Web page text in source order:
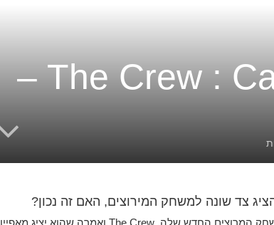
סיקור ההרחבה The Crew : Calling All Units –
חברת Ubisoft הכריזה לפני כשנה וחצי על משחק המרוצים החדש שלה, The Crew ואמרה שהוא יציג מאפיין